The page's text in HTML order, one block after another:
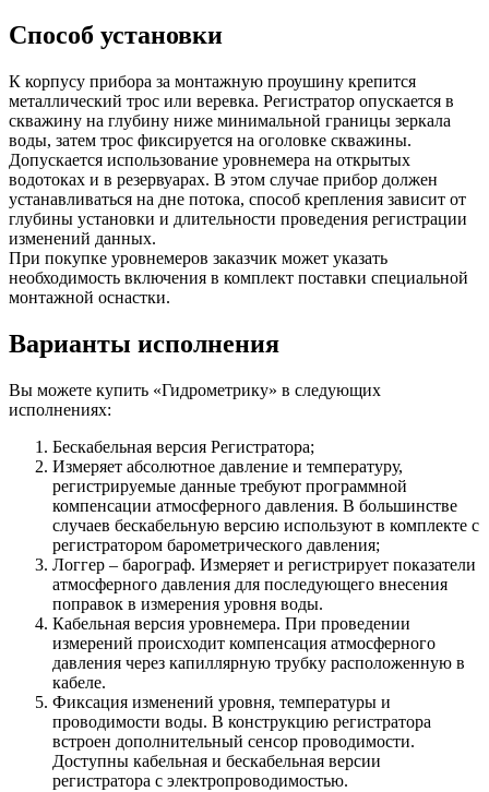
Способ установки
К корпусу прибора за монтажную проушину крепится
металлический трос или веревка. Регистратор опускается в
скважину на глубину ниже минимальной границы зеркала
воды, затем трос фиксируется на оголовке скважины.
Допускается использование уровнемера на открытых
водотоках и в резервуарах. В этом случае прибор должен
устанавливаться на дне потока, способ крепления зависит от
глубины установки и длительности проведения регистрации
изменений данных.
При покупке уровнемеров заказчик может указать
необходимость включения в комплект поставки специальной
монтажной оснастки.
Варианты исполнения
Вы можете купить «Гидрометрику» в следующих
исполнениях:
Бескабельная версия Регистратора;
Измеряет абсолютное давление и температуру,
регистрируемые данные требуют программной
компенсации атмосферного давления. В большинстве
случаев бескабельную версию используют в комплекте с
регистратором барометрического давления;
Логгер – барограф. Измеряет и регистрирует показатели
атмосферного давления для последующего внесения
поправок в измерения уровня воды.
Кабельная версия уровнемера. При проведении
измерений происходит компенсация атмосферного
давления через капиллярную трубку расположенную в
кабеле.
Фиксация изменений уровня, температуры и
проводимости воды. В конструкцию регистратора
встроен дополнительный сенсор проводимости.
Доступны кабельная и бескабельная версии
регистратора c электропроводимостью.